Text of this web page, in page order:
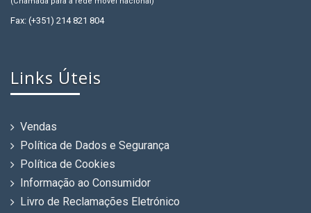
Fax: (+351) 214 821 804
Links Úteis
Vendas
Política de Dados e Segurança
Política de Cookies
Informação ao Consumidor
Livro de Reclamações Eletrónico